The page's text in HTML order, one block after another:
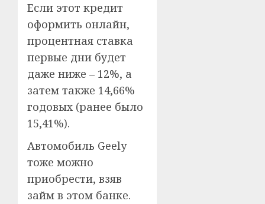
Если этот кредит
оформить онлайн,
процентная ставка
первые дни будет
даже ниже – 12%, а
затем также 14,66%
годовых (ранее было
15,41%).
Автомобиль Geely
тоже можно
приобрести, взяв
займ в этом банке.